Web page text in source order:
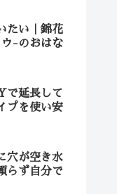
たい｜錦花
-のおはな
で延長して
プを使い安
穴が空き水
らず自分で